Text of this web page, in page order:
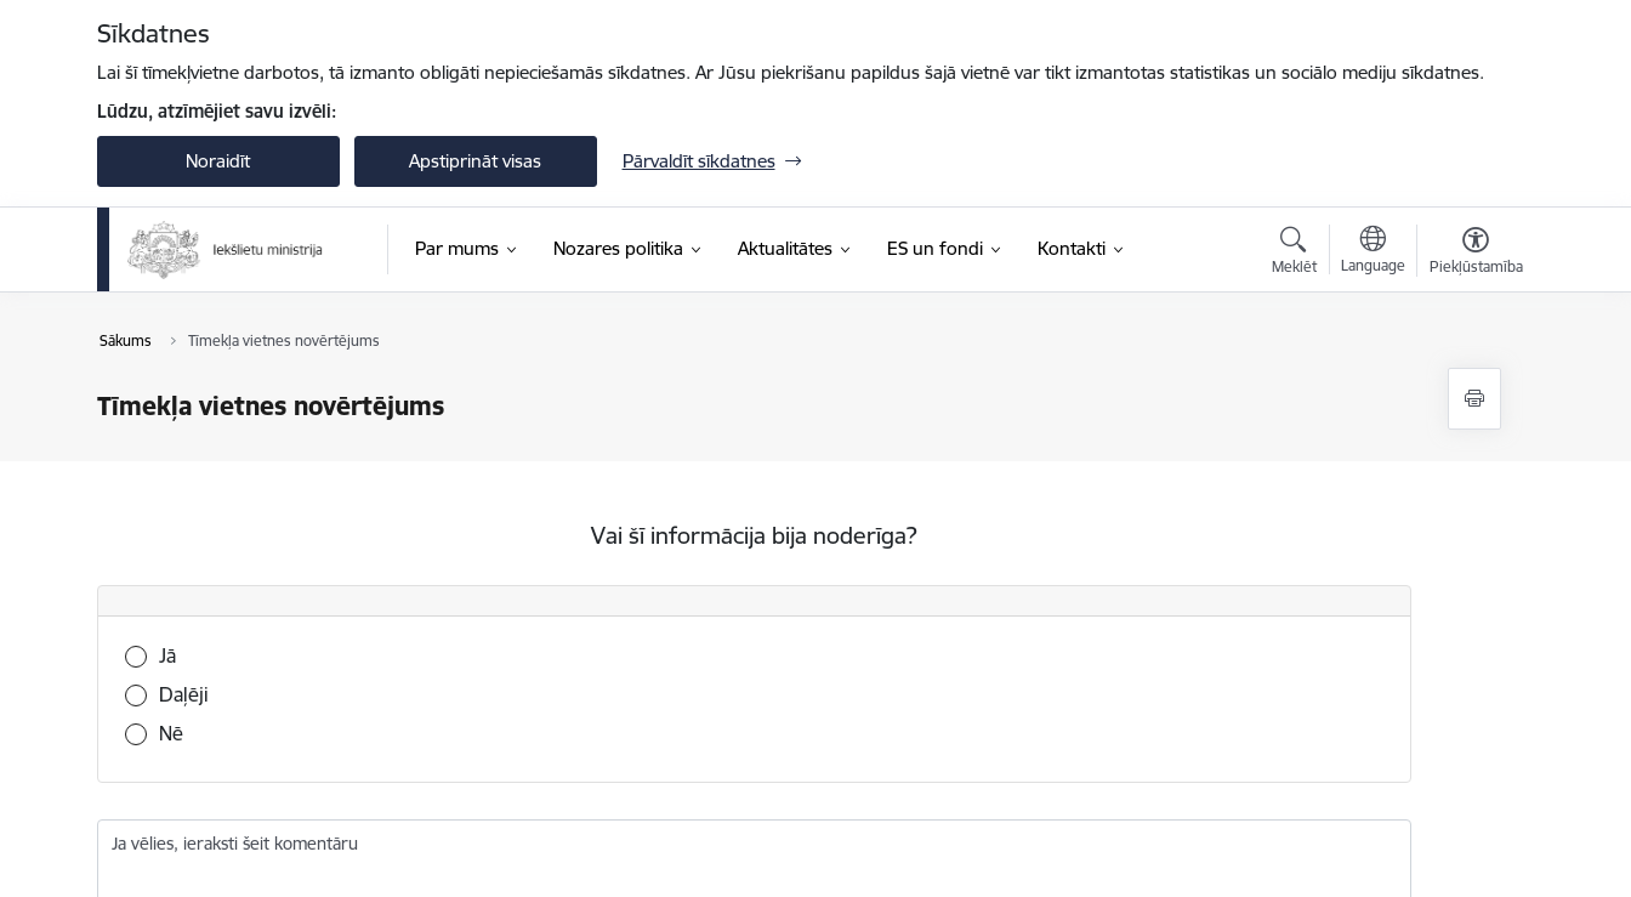
Sīkdatnes
Lai šī tīmekļvietne darbotos, tā izmanto obligāti nepieciešamās sīkdatnes. Ar Jūsu piekrišanu papildus šajā vietnē var tikt izmantotas statistikas un sociālo mediju sīkdatnes.
Lūdzu, atzīmējiet savu izvēli:
Noraidīt Apstiprināt visas Pārvaldīt sīkdatnes
Par mums Nozares politika Aktualitātes ES un fondi Kontakti
Meklēt Language Piekļūstamība
Sākums Tīmekļa vietnes novērtējums
Tīmekļa vietnes novērtējums
Vai šī informācija bija noderīga?
Vai šī informācija bija noderīga?
Jā
Daļēji
Nē
Ja vēlies, ieraksti šeit komentāru